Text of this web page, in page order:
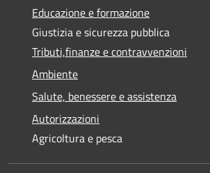
Educazione e formazione
Giustizia e sicurezza pubblica
Tributi,finanze e contravvenzioni
Ambiente
Salute, benessere e assistenza
Autorizzazioni
Agricoltura e pesca